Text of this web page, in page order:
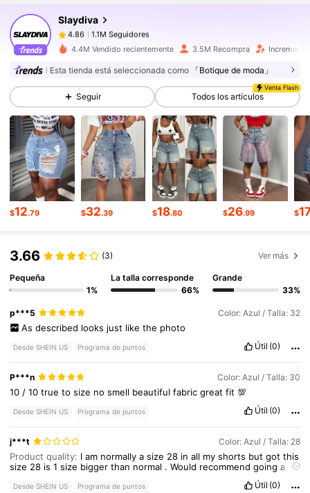
Slaydiva
4.86 1.1M Seguidores
4.86 1.1M Seguidores
4.86 1.1M Seguidores
4.86 1.1M Seguidores
4.86
4.4M Vendido recientemente 3.5M Recompra
Esta tienda está seleccionada como 「Botique de moda」
Seguir
Venta Flash
Todos los artículos
$12.79 $32.39 $18.80 $26.99 $
3.66 (3) Ver más
Pequeña
1%
La talla corresponde
66%
Grande
33%
p***5 Color: Azul / Talla: 32
As described looks just like the photo
Desde SHEIN US Programa de puntos Útil (0)
P***n Color: Azul / Talla: 30
10 /10truetosize nosmell beautifulfabricgreatfit 💯
Desde SHEIN US Programa de puntos Útil (0)
j***t Color: Azul / Talla: 28
Product quality: Iam normallyasize 28 inall myshorts butgotthis
size 28 is1size biggerthan normal .Would recommendgoinga
Desde SHEIN US Programa de puntos Útil (0)